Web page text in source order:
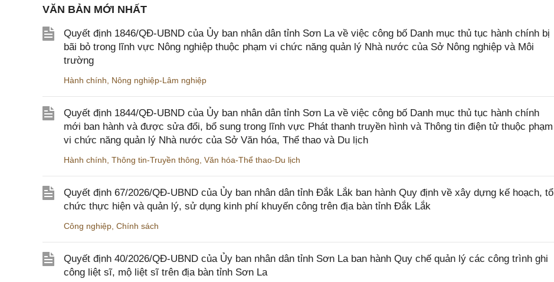
VĂN BẢN MỚI NHẤT
Quyết định 1846/QĐ-UBND của Ủy ban nhân dân tỉnh Sơn La về việc công bố Danh mục thủ tục hành chính bị
bãi bỏ trong lĩnh vực Nông nghiệp thuộc phạm vi chức năng quản lý Nhà nước của Sở Nông nghiệp và Môi
trường
Hành chính Nông nghiệp-Lâm nghiệp
Quyết định 1844/QĐ-UBND của Ủy ban nhân dân tỉnh Sơn La về việc công bố Danh mục thủ tục hành chính
mới ban hành và được sửa đổi, bổ sung trong lĩnh vực Phát thanh truyền hình và Thông tin điện tử thuộc phạm
vi chức năng quản lý Nhà nước của Sở Văn hóa, Thể thao và Du lịch
Hành chính Thông tin-Truyền thông Văn hóa-Thể thao-Du lịch
Quyết định 67/2026/QĐ-UBND của Ủy ban nhân dân tỉnh Đắk Lắk ban hành Quy định về xây dựng kế hoạch, tổ
chức thực hiện và quản lý, sử dụng kinh phí khuyến công trên địa bàn tỉnh Đắk Lắk
Công nghiệp Chính sách
Quyết định 40/2026/QĐ-UBND của Ủy ban nhân dân tỉnh Sơn La ban hành Quy chế quản lý các công trình ghi
công liệt sĩ, mộ liệt sĩ trên địa bàn tỉnh Sơn La